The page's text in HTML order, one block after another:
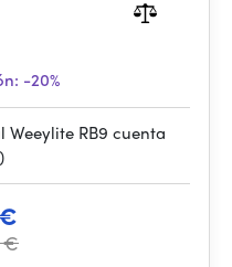
-20%
RB9 cuenta
€